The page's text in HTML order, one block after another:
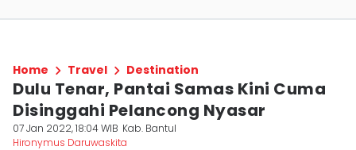
Home Travel Destination
Dulu Tenar, Pantai Samas Kini Cuma
Disinggahi Pelancong Nyasar
07 Jan 2022, 18:04 WIB Kab. Bantul
Hironymus Daruwaskita